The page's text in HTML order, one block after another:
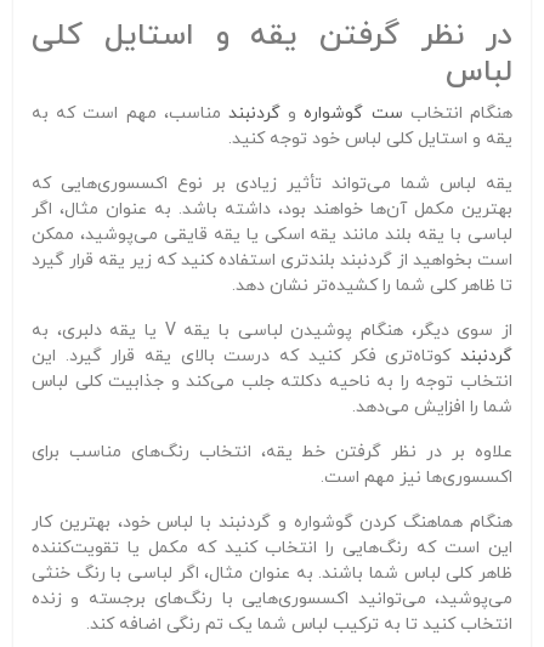
در نظر گرفتن یقه و استایل کلی
لباس
هنگام انتخاب ست گوشوارهو گردنبند مناسب، مهم است که به
یقه و استایل کلی لباس خود توجه کنید.
یقه لباس شما می‌تواند تأثیر زیادی بر نوع اکسسوری‌هایی که
بهترین مکمل آن‌ها خواهند بود، داشته باشد. به عنوان مثال، اگر
لباسی با یقه بلند مانند یقه اسکی یا یقه قایقی می‌پوشید، ممکن
است بخواهید از گردنبند بلندتری استفاده کنید که زیر یقه قرار گیرد
تا ظاهر کلی شما را کشیده‌تر نشان دهد.
از سوی دیگر، هنگام پوشیدن لباسی با یقه V یا یقه دلبری، به
گردنبند کوتاه‌تری فکر کنید که درست بالای یقه قرار گیرد. این
انتخاب توجه را به ناحیه دکلته جلب می‌کند و جذابیت کلی لباس
شما را افزایش می‌دهد.
علاوه بر در نظر گرفتن خط یقه، انتخاب رنگ‌های مناسب برای
اکسسوری‌ها نیز مهم است.
هنگام هماهنگ کردن گوشواره و گردنبند با لباس خود، بهترین کار
این است که رنگ‌هایی را انتخاب کنید که مکمل یا تقویت‌کننده
ظاهر کلی لباس شما باشند. به عنوان مثال، اگر لباسی با رنگ خنثی
می‌پوشید، می‌توانید اکسسوری‌هایی با رنگ‌های برجسته و زنده
انتخاب کنید تا به ترکیب لباس شما یک تم رنگی اضافه کند.